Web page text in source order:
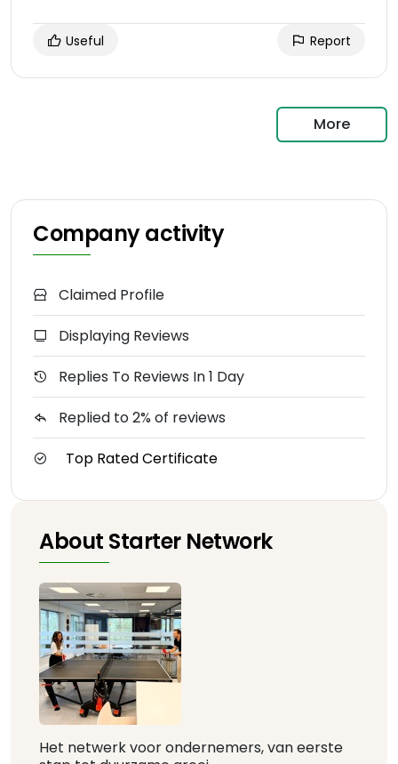
Useful Report
More
Company activity
Claimed Profile
Displaying Reviews
Replies To Reviews In 1 Day
Replied to 2% of reviews
Top Rated Certificate
About Starter Network
Het netwerk voor ondernemers, van eerste